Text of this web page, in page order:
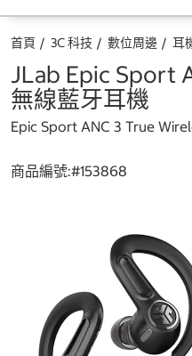
首頁 3C 科技 數位周邊 耳
JLab Epic Sport
無線藍牙耳機
Epic Sport ANC 3 True
商品編號:#153868